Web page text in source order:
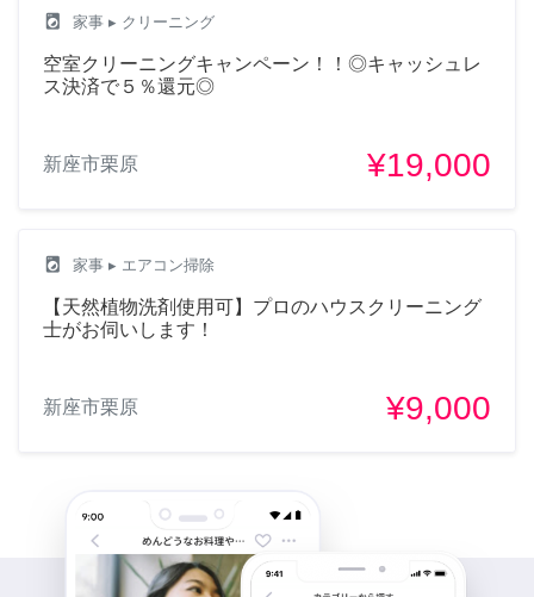
local_laundry_service 家事 ▸ クリーニング
空室クリーニングキャンペーン！！◎キャッシュレ
ス決済で５％還元◎
新座市栗原 ¥19,000
local_laundry_service 家事 ▸ エアコン掃除
【天然植物洗剤使用可】プロのハウスクリーニング
士がお伺いします！
新座市栗原 ¥9,000